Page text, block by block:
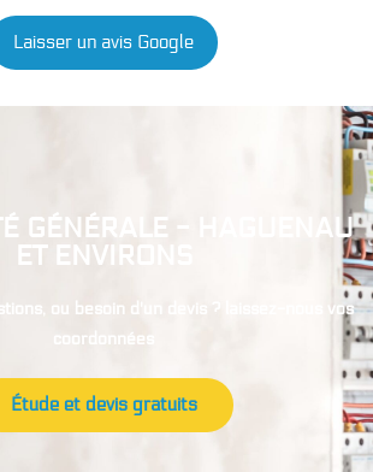
Laisser un avis Google
GÉNÉRALE - HAGUENAU
ET ENVIRONS
ou besoin d'un devis ? laissez-nous vos
coordonnées
Étude et devis gratuits